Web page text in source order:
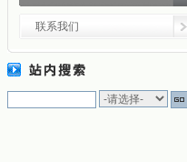
联系我们